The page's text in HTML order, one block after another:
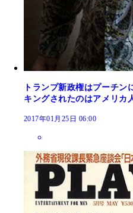
トランプ新政権はプーチン
キングされたのはアメリカ
2017年01月25日 06:00